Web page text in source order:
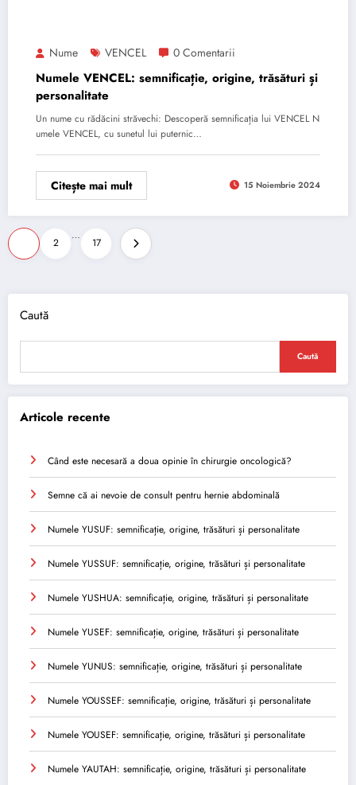
Nume VENCEL 0 Comentarii
Numele VENCEL: semnificație, origine, trăsături și
personalitate
Un nume cu rădăcini străvechi: Descoperă semnificația lui VENCEL N
umele VENCEL, cu sunetul lui puternic…
Citește mai mult 15 Noiembrie 2024
Paginație
articole
2
…
17
Caută
Caută
Articole recente
Când este necesară a doua opinie în chirurgie oncologică?
Semne că ai nevoie de consult pentru hernie abdominală
Numele YUSUF: semnificație, origine, trăsături și personalitate
Numele YUSSUF: semnificație, origine, trăsături și personalitate
Numele YUSHUA: semnificație, origine, trăsături și personalitate
Numele YUSEF: semnificație, origine, trăsături și personalitate
Numele YUNUS: semnificație, origine, trăsături și personalitate
Numele YOUSSEF: semnificație, origine, trăsături și personalitate
Numele YOUSEF: semnificație, origine, trăsături și personalitate
Numele YAUTAH: semnificație, origine, trăsături și personalitate